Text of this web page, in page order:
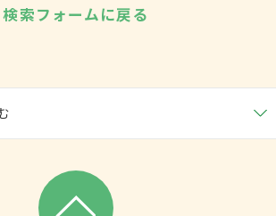
検索フォームに戻る